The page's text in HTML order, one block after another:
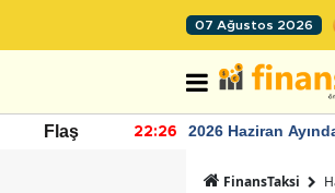
07 Ağustos 2026
Flaş 22:26
2026 Haziran
FinansTaksi